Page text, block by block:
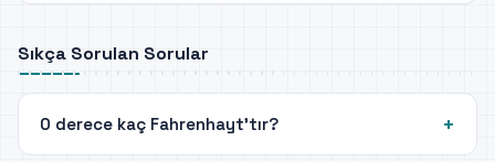
Sıkça Sorulan Sorular
0 derece kaç Fahrenhayt'tır?